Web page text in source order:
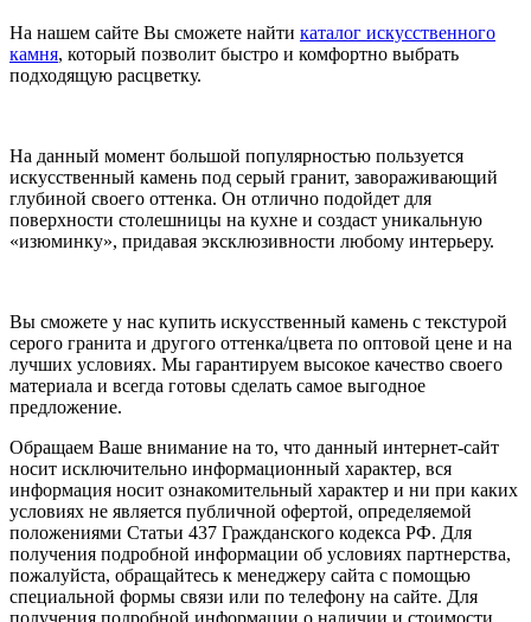
На нашем сайте Вы сможете найти каталог искусственного
камня, который позволит быстро и комфортно выбрать
подходящую расцветку.
На данный момент большой популярностью пользуется
искусственный камень под серый гранит, завораживающий
глубиной своего оттенка. Он отлично подойдет для
поверхности столешницы на кухне и создаст уникальную
«изюминку», придавая эксклюзивности любому интерьеру.
Вы сможете у нас купить искусственный камень с текстурой
серого гранита и другого оттенка/цвета по оптовой цене и на
лучших условиях. Мы гарантируем высокое качество своего
материала и всегда готовы сделать самое выгодное
предложение.
Обращаем Ваше внимание на то, что данный интернет-сайт
носит исключительно информационный характер, вся
информация носит ознакомительный характер и ни при каких
условиях не является публичной офертой, определяемой
положениями Статьи 437 Гражданского кодекса РФ. Для
получения подробной информации об условиях партнерства,
пожалуйста, обращайтесь к менеджеру сайта с помощью
специальной формы связи или по телефону на сайте. Для
получения подробной информации о наличии и стоимости